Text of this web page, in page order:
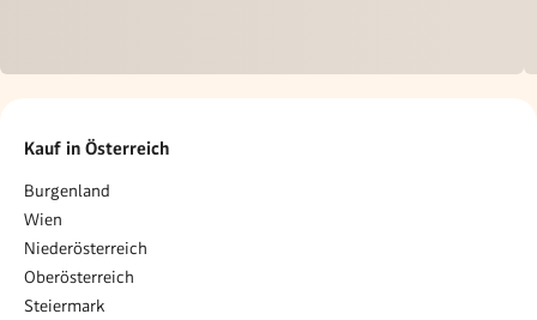
Kauf in Österreich
Burgenland
Wien
Niederösterreich
Oberösterreich
Steiermark